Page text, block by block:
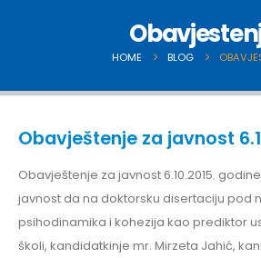
HOME BLOG
Obavještenje za javnost
Obavještenje za javnost 6.10.2015.
javnost da na doktorsku disertaciju pod
psihodinamika i kohezija kao prediktor
školi, kandidatkinje mr. Mirzeta Jahić,